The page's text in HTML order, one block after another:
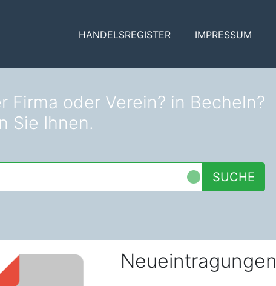
HANDELSREGISTER IMPRESSUM
oder Verein? in Becheln?
Sie Ihnen.
SUCHE
Neueintragungen